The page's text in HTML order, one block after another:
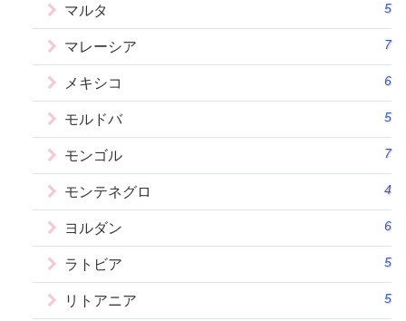
マルタ 5
マレーシア 7
メキシコ 6
モルドバ 5
モンゴル 7
モンテネグロ 4
ヨルダン 6
ラトビア 5
リトアニア 5